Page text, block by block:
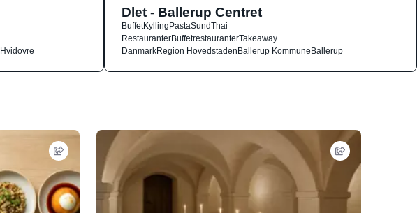
Hvidovre
Dlet - Ballerup Centret
BuffetKyllingPastaSundThai
RestauranterBuffetrestauranterTakeaway
DanmarkRegion HovedstadenBallerup KommuneBallerup